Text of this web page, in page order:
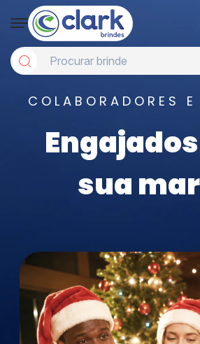
COLABORADORES
sua